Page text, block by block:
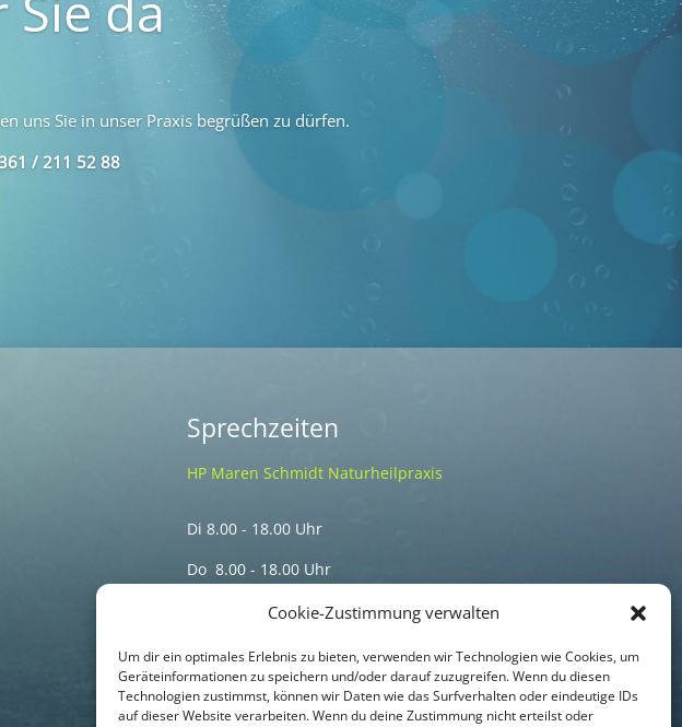
Cookie-Zustimmung verwalten
Um dir ein optimales Erlebnis zu bieten, verwenden wir Technologien wie Cookies, um
Geräteinformationen zu speichern und/oder darauf zuzugreifen. Wenn du diesen
Technologien zustimmst, können wir Daten wie das Surfverhalten oder eindeutige IDs
auf dieser Website verarbeiten. Wenn du deine Zustimmung nicht erteilst oder
uns Sie in unser Praxis begrüßen zu dürfen.
/ 211 52 88
Sprechzeiten
HP Maren Schmidt Naturheilpraxis
Di 8.00 - 18.00 Uhr
Do 8.00 - 18.00 Uhr
Termine nur nach telefonischer Vereinbarung